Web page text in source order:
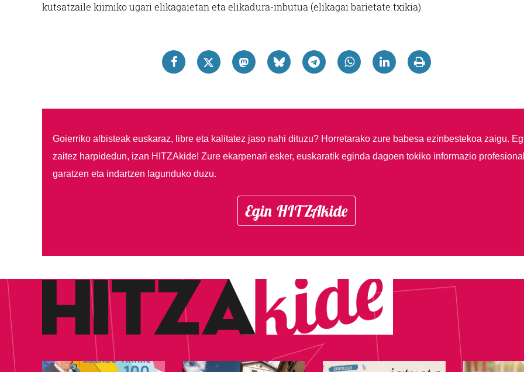
kutsatzaile kiimiko ugari elikagaietan eta elikadura-inbutua (elikagai barietate txikia).
Goierriko albisteak euskaraz, libre eta kalitatez jaso nahi dituzu? Horretarako zure babesa ezinbestekoa zaigu.
zaitez harpidedun, izan HITZAkide! Zure ekarpenari esker, euskaratik eginda dagoen tokiko informazio
garatzen eta indartzen lagunduko duzu.
Egin HITZAkide